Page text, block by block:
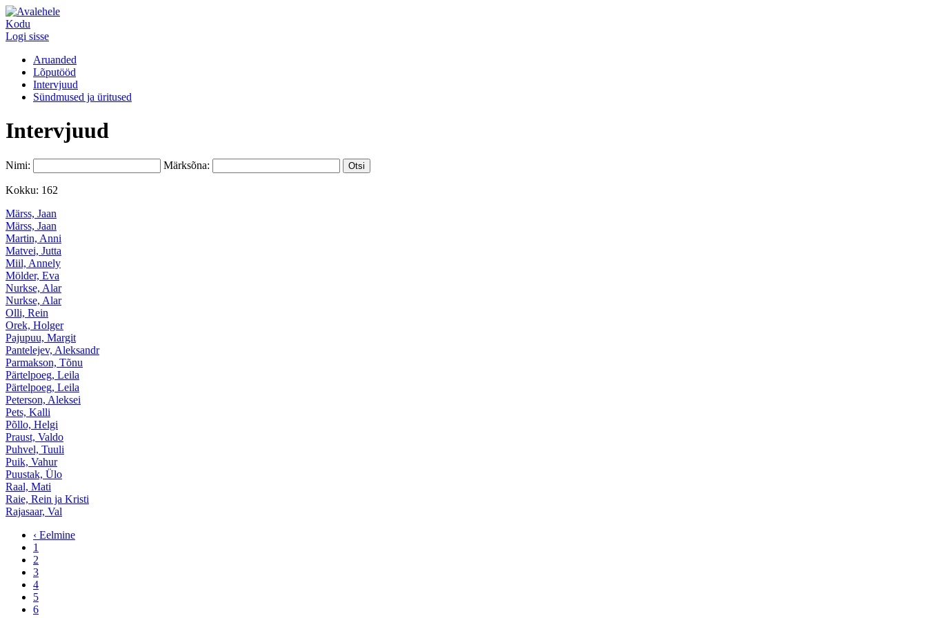
Kodu
Logi sisse
Aruanded
Lõputööd
Intervjuud
Sündmused ja üritused
Intervjuud
Nimi: Märksõna:
Kokku: 162
Märss, Jaan
Märss, Jaan
Martin, Anni
Matvei, Jutta
Miil, Annely
Mölder, Eva
Nurkse, Alar
Nurkse, Alar
Olli, Rein
Orek, Holger
Pajupuu, Margit
Pantelejev, Aleksandr
Parmakson, Tõnu
Pärtelpoeg, Leila
Pärtelpoeg, Leila
Peterson, Aleksei
Pets, Kalli
Põllo, Helgi
Praust, Valdo
Puhvel, Tuuli
Puik, Vahur
Puustak, Ülo
Raal, Mati
Raie, Rein ja Kristi
Rajasaar, Val
‹ Eelmine
1
2
3
4
5
6